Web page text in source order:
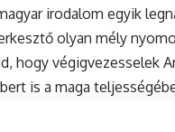
irodalom egyik
olyan mély
hogy végigvezesselek
is a maga